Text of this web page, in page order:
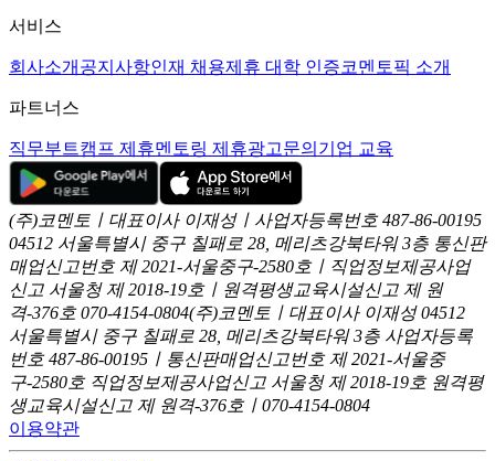
서비스
회사소개 공지사항인재 채용제휴 대학 인증코멘토픽 소개
파트너스
직무부트캠프 제휴멘토링 제휴광고문의 기업 교육
(주)코멘토ㅣ대표이사 이재성ㅣ사업자등록번호 487-86-00195
04512 서울특별시 중구 칠패로 28, 메리츠강북타워 3층 통신판
매업신고번호 제 2021-서울중구-2580호ㅣ직업정보제공사업
신고 서울청 제 2018-19호ㅣ원격평생교육시설신고 제 원
격-376호 070-4154-0804(주)코멘토ㅣ대표이사 이재성 04512
서울특별시 중구 칠패로 28, 메리츠강북타워 3층 사업자등록
번호 487-86-00195ㅣ통신판매업신고번호 제 2021-서울중
구-2580호 직업정보제공사업신고 서울청 제 2018-19호 원격평
생교육시설신고 제 원격-376호ㅣ070-4154-0804
이용약관